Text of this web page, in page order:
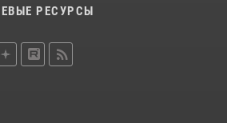
РЕСУРСЫ